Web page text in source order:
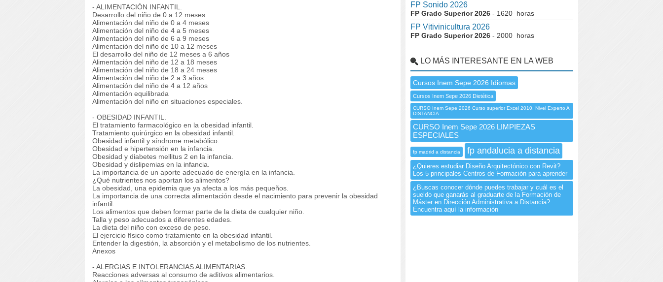
- ALIMENTACIÓN INFANTIL.
Desarrollo del niño de 0 a 12 meses
Alimentación del niño de 0 a 4 meses
Alimentación del niño de 4 a 5 meses
Alimentación del niño de 6 a 9 meses
Alimentación del niño de 10 a 12 meses
El desarrollo del niño de 12 meses a 6 años
Alimentación del niño de 12 a 18 meses
Alimentación del niño de 18 a 24 meses
Alimentación del niño de 2 a 3 años
Alimentación del niño de 4 a 12 años
Alimentación equilibrada
Alimentación del niño en situaciones especiales.
- OBESIDAD INFANTIL.
El tratamiento farmacológico en la obesidad infantil.
Tratamiento quirúrgico en la obesidad infantil.
Obesidad infantil y síndrome metabólico.
Obesidad e hipertensión en la infancia.
Obesidad y diabetes mellitus 2 en la infancia.
Obesidad y dislipemias en la infancia.
La importancia de un aporte adecuado de energía en la infancia.
¿Qué nutrientes nos aportan los alimentos?
La obesidad, una epidemia que ya afecta a los más pequeños.
La importancia de una correcta alimentación desde el nacimiento para prevenir la obesidad
infantil.
Los alimentos que deben formar parte de la dieta de cualquier niño.
Talla y peso adecuados a diferentes edades.
La dieta del niño con exceso de peso.
El ejercicio físico como tratamiento en la obesidad infantil.
Entender la digestión, la absorción y el metabolismo de los nutrientes.
Anexos
- ALERGIAS E INTOLERANCIAS ALIMENTARIAS.
Reacciones adversas al consumo de aditivos alimentarios.
FP Sonido 2026
FP Grado Superior 2026 - 1620 horas
FP Vitivinicultura 2026
FP Grado Superior 2026 - 2000 horas
LO MÁS INTERESANTE EN LA WEB
Cursos Inem Sepe 2026 Idiomas
Cursos Inem Sepe 2026 Dietética
CURSO Inem Sepe 2026 Curso superior Excel 2010. Nivel Experto A
DISTANCIA
CURSO Inem Sepe 2026 LIMPIEZAS
ESPECIALES
fp madrid a distancia fp andalucia a distancia
¿Quieres estudiar Diseño Arquitectónico con Revit?
Los 5 principales Centros de Formación para aprender
¿Buscas conocer dónde puedes trabajar y cuál es el
sueldo que ganarás al graduarte de la Formación de
Máster en Dirección Administrativa a Distancia?
Encuentra aquí la información